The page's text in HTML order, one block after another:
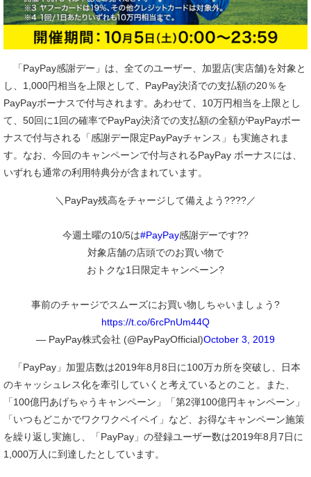
「PayPay感謝デー」は、全てのユーザー、加盟店(実店舗)を対象と
し、1,000円相当を上限として、PayPay決済での支払額の20％を
PayPayボーナスで付与されます。あわせて、10万円相当を上限とし
て、50回に1回の確率でPayPay決済での支払額の全額がPayPayボー
ナスで付与される「感謝デー限定PayPayチャンス」も実施されま
す。なお、今回のキャンペーンで付与されるPayPay ボーナスには、
いずれも通常の利用特典分が含まれています。
＼PayPay残高をチャージして備えよう????／
今週土曜の10/5は#PayPay感謝デーです??
対象店舗の店頭でのお買い物で
おトクな1日限定キャンペーン?
事前のチャージでスムーズにお買い物しちゃいましょう?
https://t.co/6rcPnUm44Q
— PayPay株式会社 (@PayPayOfficial)October 3, 2019
「PayPay」加盟店数は2019年8月8日に100万カ所を突破し、日本
のキャッシュレス化を牽引していくと考えているとのこと。また、
「100億円あげちゃうキャンペーン」「第2弾100億円キャンペーン」
「いつもどこかでワクワクペイペイ」など、お得なキャンペーン施策
を繰り返し実施し、「PayPay」の登録ユーザー数は2019年8月7日に
1,000万人に到達したとしています。